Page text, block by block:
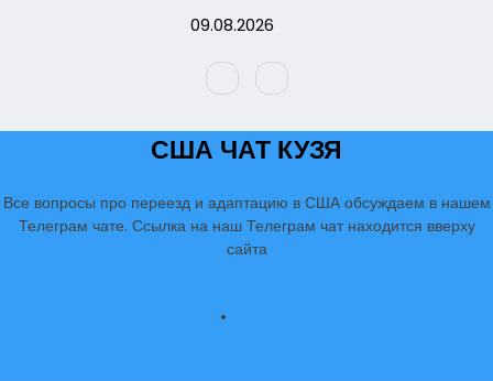
09.08.2026
США ЧАТ КУЗЯ
Все вопросы про переезд и адаптацию в США обсуждаем в нашем
Телеграм чате. Ссылка на наш Телеграм чат находится вверху
сайта